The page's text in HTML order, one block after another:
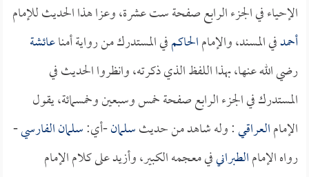
الإحياء في الجزء الرابع صفحة ست عشرة، وعزا هذا الحديث للإمام
أحمدفي المسند، والإمامالحاكمفي المستدرك من رواية أمناعائشة
رضي الله عنها، بهذا اللفظ الذي ذكرته، وانظروا الحديث في
المستدرك في الجزء الرابع صفحة خمس وسبعين وخمسمائة، يقول
الإمامالعراقي: وله شاهد من حديثسلمان-أي:سلمان الفارسي-
رواه الإمامالطبرانيفي معجمه الكبير، وأزيد على كلام الإمام